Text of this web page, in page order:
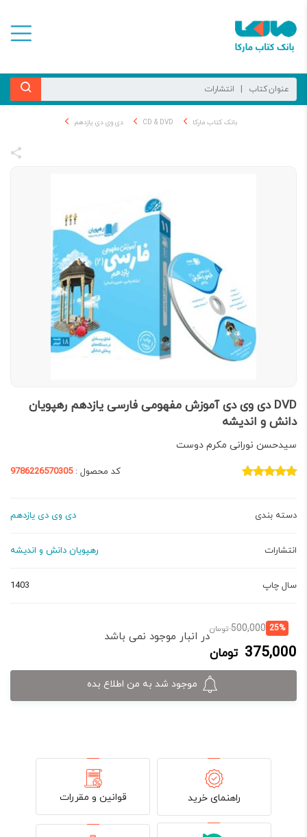
بانک کتاب مارکا CD & DVD دی وی دی یازدهم
DVD دی وی دی آموزش مفهومی فارسی یازدهم رهپویان
دانش و اندیشه
سیدحسن نورانی مکرم دوست
کد محصول :9786226570305
دسته بندی دی وی دی یازدهم
انتشارات رهپویان دانش و اندیشه
سال چاپ 1403
25%
500,000 تومانقیمت
اصلی:
375,000 تومان
قیمت
فعلی:
375,000 تومان.
در انبار موجود نمی باشد
موجود شد به من اطلاع بده
راهنمای خرید قوانین و مقررات